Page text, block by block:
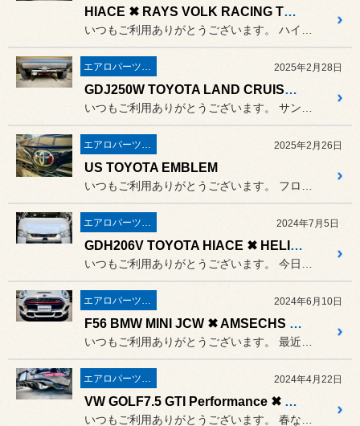
HIACE ✖ RAYS VOLK RACING TE37SB tourer SR ✖ CRS ESSEX リーガルフェンダー
エアロパーツとかエクステリア 2025年2月28日
GDJ250W TOYOTA LAND CRUISER 250 ✖ SUNTREX HITCH MEMBER LIMITEDⅡ ✖ 950登録
エアロパーツとかエクステリア 2025年2月26日
US TOYOTA EMBLEM
エアロパーツとかエクステリア 2024年7月5日
GDH206V TOYOTA HIACE ✖ HELIOS BAD FACE BONNET
エアロパーツとかエクステリア 2024年6月10日
F56 BMW MINI JCW ✖ AMSECHS FRONT LIP SPOILER
エアロパーツとかエクステリア 2024年4月22日
VW GOLF7.5 GTI Performance ✖ TCR Rear Diffuser ✖ MAXTON design UK